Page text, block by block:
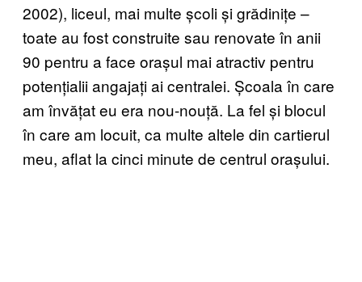
2002), liceul, mai multe școli și grădinițe –
toate au fost construite sau renovate în anii
90 pentru a face orașul mai atractiv pentru
potențialii angajați ai centralei. Școala în care
am învățat eu era nou-nouță. La fel și blocul
în care am locuit, ca multe altele din cartierul
meu, aflat la cinci minute de centrul orașului.